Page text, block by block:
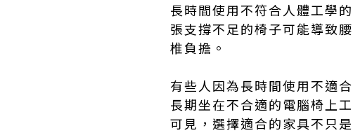
長時間使用不符合人體工學
張支撐不足的椅子可能導致
椎負擔。
有些人因為長時間使用不適
長期坐在不合適的電腦椅上
可見，選擇適合的家具不只